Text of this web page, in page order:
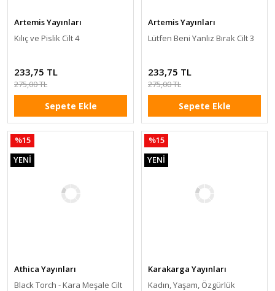
Artemis Yayınları
Kılıç ve Pislik Cilt 4
233,75 TL
275,00 TL
Sepete Ekle
Artemis Yayınları
Lütfen Beni Yanlız Bırak Cilt 3
233,75 TL
275,00 TL
Sepete Ekle
%15
YENİ
Athica Yayınları
Black Torch - Kara Meşale Cilt
%15
YENİ
Karakarga Yayınları
Kadın, Yaşam, Özgürlük